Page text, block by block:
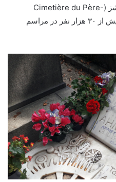
۱۷ نوامبر ۲۰۰۰ در قبرستان پر-لاشز (Cimetière du Père-
Lachaise) به خاک سپرده شد و بیش از ۳۰ هزار نفر در مراسم